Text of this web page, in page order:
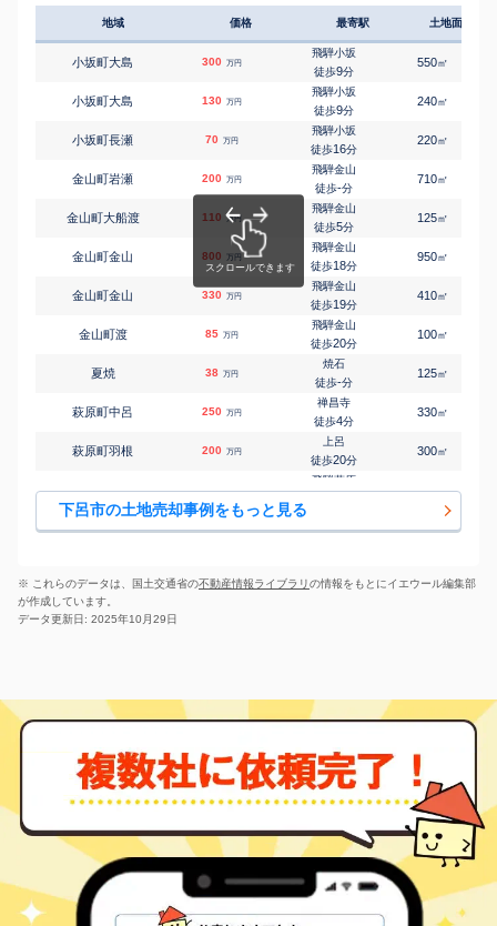
地域 価格 最寄駅 土地面積
小坂町大島 300 万円
飛騨小坂
徒歩9分
550㎡
小坂町大島 130 万円
飛騨小坂
徒歩9分
240㎡
小坂町長瀬 70 万円
飛騨小坂
徒歩16分
220㎡
金山町岩瀬 200 万円
飛騨金山
徒歩-分
710㎡
金山町大船渡 110 万円
飛騨金山
徒歩5分
125㎡
金山町金山 800 万円
飛騨金山
徒歩18分
950㎡
金山町金山 330 万円
飛騨金山
徒歩19分
410㎡
金山町渡 85 万円
飛騨金山
徒歩20分
100㎡
夏焼 38 万円
焼石
徒歩-分
125㎡
萩原町中呂 250 万円
禅昌寺
徒歩4分
330㎡
萩原町羽根 200 万円
上呂
徒歩20分
300㎡
馬瀬惣島 150 万円
飛騨萩原
500㎡
宮地 200 万円
-
290㎡
徒歩 16 分
下呂市の土地売却事例をもっと見る
※ これらのデータは、国土交通省の不動産情報ライブラリの情報をもとにイエウール編集部
が作成しています。
データ更新日: 2025年10月29日